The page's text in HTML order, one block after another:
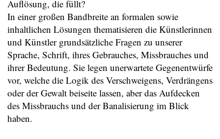
Auflösung, die füllt?
In einer großen Bandbreite an formalen sowie
inhaltlichen Lösungen thematisieren die Künstlerinnen
und Künstler grundsätzliche Fragen zu unserer
Sprache, Schrift, ihres Gebrauches, Missbrauches und
ihrer Bedeutung. Sie legen unerwartete Gegenentwürfe
vor, welche die Logik des Verschweigens, Verdrängens
oder der Gewalt beiseite lassen, aber das Aufdecken
des Missbrauchs und der Banalisierung im Blick
haben.